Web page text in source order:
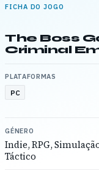
FICHA DO JOGO
The Boss
Criminal
PLATAFORMAS
PC
GÉNERO
Indie, RPG,
Táctico